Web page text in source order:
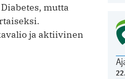
mutta
ja aktiivinen